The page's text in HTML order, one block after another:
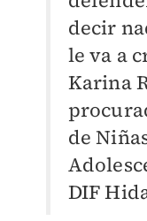
decir
le va a
Karina
de
DIF